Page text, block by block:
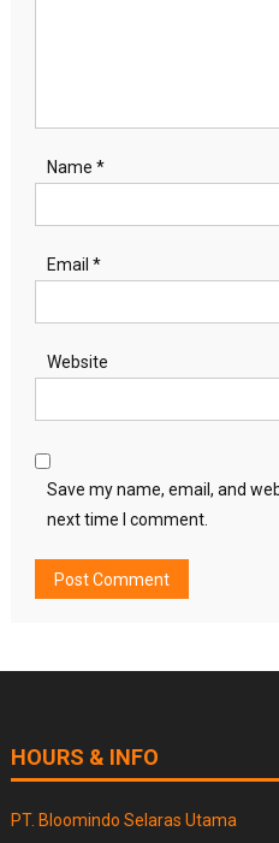
Name *
Email *
Website
Save my name, email, and
next time I comment.
HOURS & INFO
PT. Bloomindo Selaras Utama